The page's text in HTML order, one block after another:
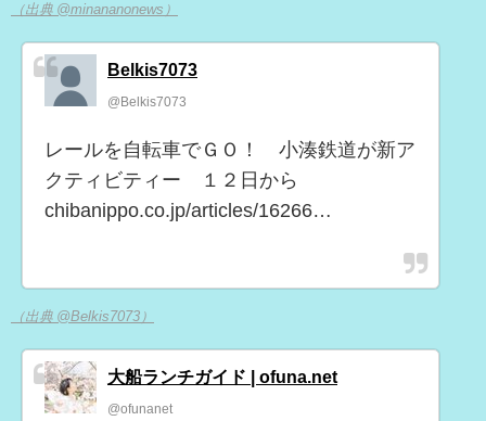
（出典 @minananonews）
Belkis7073
@Belkis7073
レールを自転車でＧＯ！ 小湊鉄道が新ア
クティビティー １２日から
chibanippo.co.jp/articles/16266…
（出典 @Belkis7073）
大船ランチガイド | ofuna.net
@ofunanet